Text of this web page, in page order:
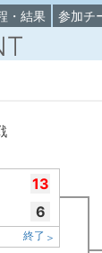
・結果 参加チ
13
6
終了